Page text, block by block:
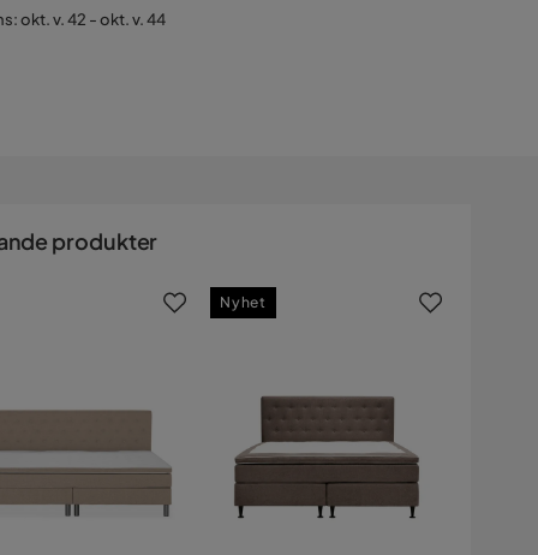
okt. v. 42 - okt. v. 44
produkter
Nyhet